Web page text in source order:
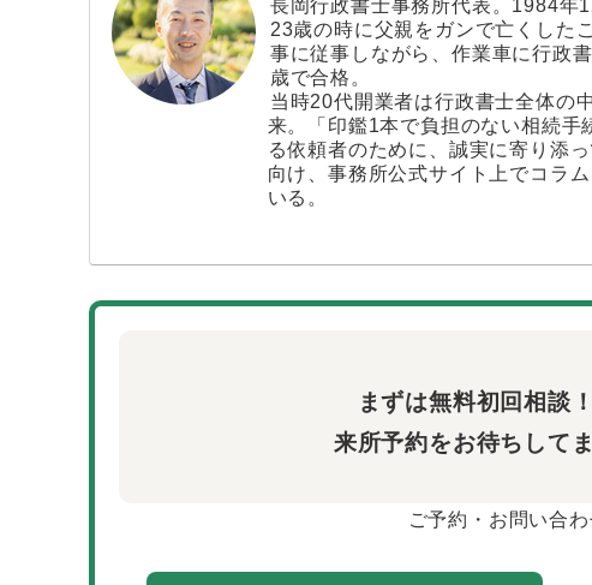
長岡行政書士事務所代表。1984年
23歳の時に父親をガンで亡くした
事に従事しながら、作業車に行政
歳で合格。
当時20代開業者は行政書士全体の
来。「印鑑1本で負担のない相続手
る依頼者のために、誠実に寄り添
向け、事務所公式サイト上でコラ
いる。
まずは無料初回相談！
来所予約をお待ちして
ご予約・お問い合